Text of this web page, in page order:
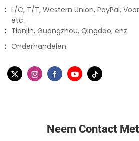
: L/C, T/T, Western Union, PayPal,
etc.
: Tianjin, Guangzhou, Qingdao, enz
: Onderhandelen
Neem Contact